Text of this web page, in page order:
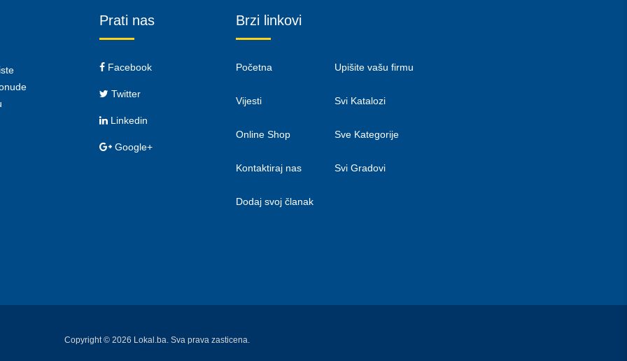
Prati nas
Facebook
Twitter
Linkedin
Google+
Brzi linkovi
Početna
Vijesti
Online Shop
Kontaktiraj nas
Dodaj svoj članak
Upišite vašu firmu
Svi Katalozi
Sve Kategorije
Svi Gradovi
Copyright © 2026 Lokal.ba. Sva prava zasticena.